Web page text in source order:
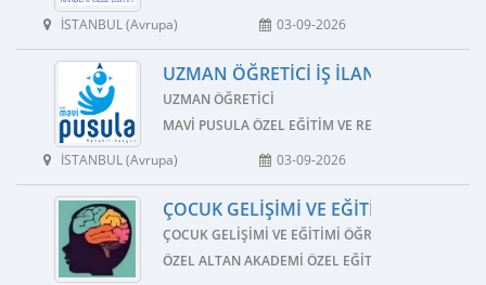
İSTANBUL (Avrupa)
03-09-2026
UZMAN ÖĞRETICI İŞ İLANI
UZMAN ÖĞRETICI
MAVI PUSULA ÖZEL EĞITIM VE REHABILITASYON
İSTANBUL (Avrupa)
03-09-2026
ÇOCUK GELIŞIMI VE EĞITIMI
ÇOCUK GELIŞIMI VE EĞITIMI ÖĞRETMENI
ÖZEL ALTAN AKADEMI ÖZEL EĞITIM VE